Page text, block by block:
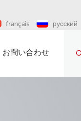
français русский
お問い合わせ